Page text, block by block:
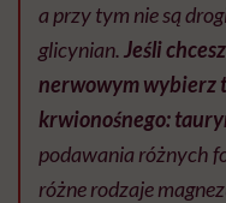
a przy tym nie są
glicynian.Jeśli
nerwowym wybierz
krwionośnego:
podawania różnych
różne rodzaje